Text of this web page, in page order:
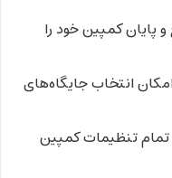
پایان کمپین خود را
امکان انتخاب جایگاه‌های
تنظیمات کمپین